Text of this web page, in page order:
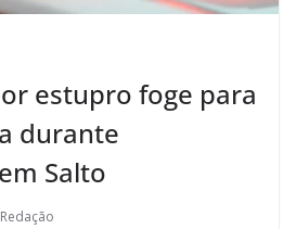
estupro foge para
durante
Salto
Redação